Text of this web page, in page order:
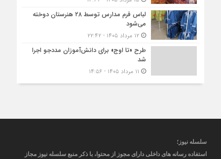
لباس فرم مدارس توسط ۲۸ هنرستان‌ دوخته
می‌شود
۱۲ مرداد ۱۴۰۵ - ۲۲:۴۲
طرح «تا اوج» برای دانش‌آموزان مددجو اجرا
شد
سلسله نیوز؛
استفاده رسانه های داخلی دارای مجوز از محتوا، با ذکر منبع سلسله نیوز مجاز